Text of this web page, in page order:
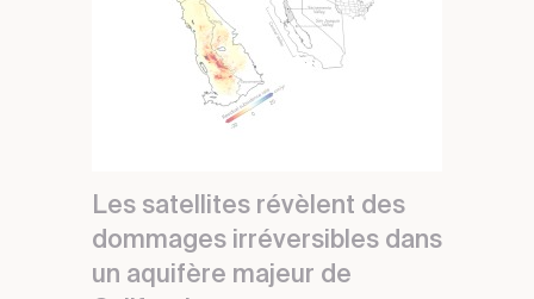
Les satellites révèlent des
dommages irréversibles dans
un aquifère majeur de